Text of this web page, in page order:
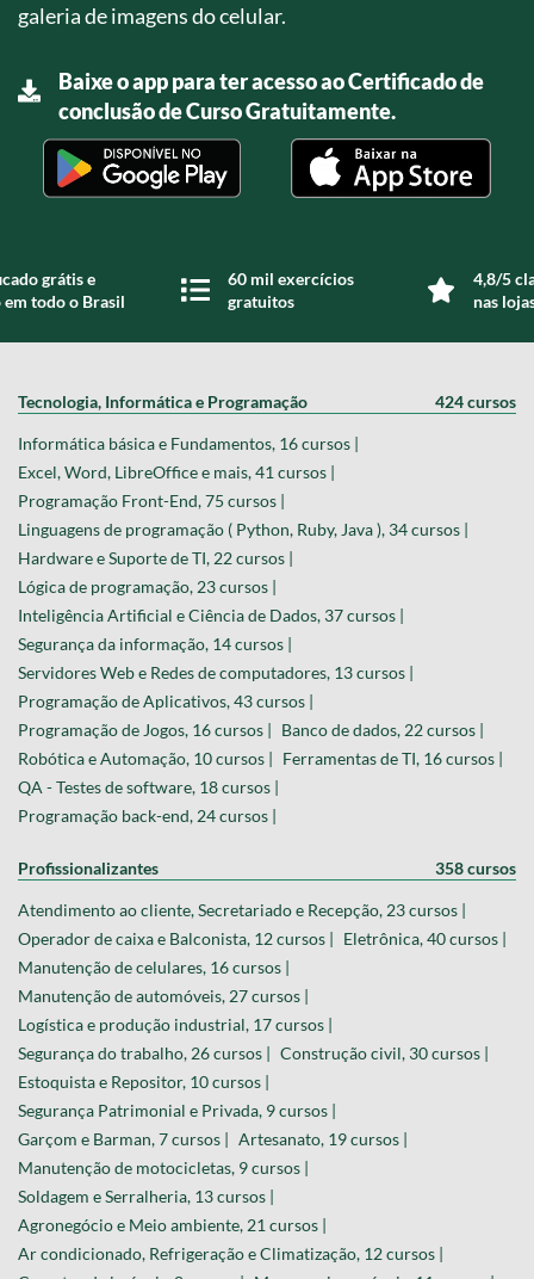
galeria de imagens do celular.
Baixe o app para ter acesso ao Certificado de
conclusão de Curso Gratuitamente.
grátis e
todo o Brasil
60 mil exercícios
gratuitos
4,8/5
nas
Tecnologia, Informática e Programação 424 cursos
Informática básica e Fundamentos, 16 cursos |
Excel, Word, LibreOffice e mais, 41 cursos |
Programação Front-End, 75 cursos |
Linguagens de programação ( Python, Ruby, Java ), 34 cursos |
Hardware e Suporte de TI, 22 cursos |
Lógica de programação, 23 cursos |
Inteligência Artificial e Ciência de Dados, 37 cursos |
Segurança da informação, 14 cursos |
Servidores Web e Redes de computadores, 13 cursos |
Programação de Aplicativos, 43 cursos |
Programação de Jogos, 16 cursos | Banco de dados, 22 cursos |
Robótica e Automação, 10 cursos | Ferramentas de TI, 16 cursos |
QA - Testes de software, 18 cursos |
Programação back-end, 24 cursos |
Profissionalizantes 358 cursos
Atendimento ao cliente, Secretariado e Recepção, 23 cursos |
Operador de caixa e Balconista, 12 cursos | Eletrônica, 40 cursos |
Manutenção de celulares, 16 cursos |
Manutenção de automóveis, 27 cursos |
Logística e produção industrial, 17 cursos |
Segurança do trabalho, 26 cursos | Construção civil, 30 cursos |
Estoquista e Repositor, 10 cursos |
Segurança Patrimonial e Privada, 9 cursos |
Garçom e Barman, 7 cursos | Artesanato, 19 cursos |
Manutenção de motocicletas, 9 cursos |
Soldagem e Serralheria, 13 cursos |
Agronegócio e Meio ambiente, 21 cursos |
Ar condicionado, Refrigeração e Climatização, 12 cursos |